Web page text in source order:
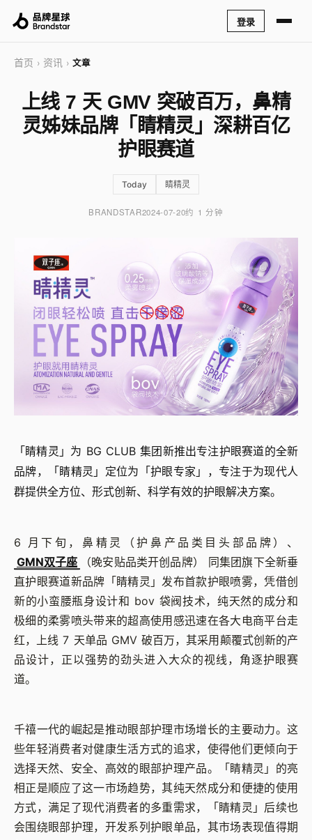
登录
首页 › 资讯 › 文章
上线 7 天 GMV 突破百万，鼻精
灵姊妹品牌「睛精灵」深耕百亿
护眼赛道
Today 睛精灵
BRANDSTAR2024-07-20约 1 分钟
「睛精灵」为 BG CLUB 集团新推出专注护眼赛道的全新
品牌，「睛精灵」定位为「护眼专家」，专注于为现代人
群提供全方位、形式创新、科学有效的护眼解决方案。
6 月下旬，鼻精灵（护鼻产品类目头部品牌）、
GMN双子座
（晚安贴品类开创品牌） 同集团旗下全新垂
直护眼赛道新品牌「睛精灵」发布首款护眼喷雾，凭借创
新的小蛮腰瓶身设计和 bov 袋阀技术，纯天然的成分和
极细的柔雾喷头带来的超高使用感迅速在各大电商平台走
红，上线 7 天单品 GMV 破百万，其采用颠覆式创新的产
品设计，正以强势的劲头进入大众的视线，角逐护眼赛
道。
千禧一代的崛起是推动眼部护理市场增长的主要动力。这
些年轻消费者对健康生活方式的追求，使得他们更倾向于
选择天然、安全、高效的眼部护理产品。「睛精灵」的亮
相正是顺应了这一市场趋势，其纯天然成分和便捷的使用
方式，满足了现代消费者的多重需求，「睛精灵」后续也
会围绕眼部护理，开发系列护眼单品，其市场表现值得期